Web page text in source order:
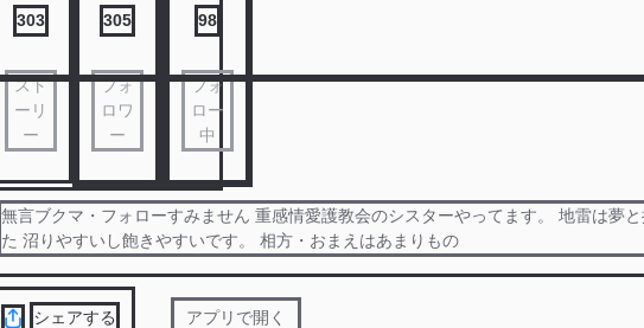
303
スト
ーリ
ー
305
フォ
ロワ
ー
98
フォ
ロー
中
無言ブクマ・フォローすみません 重感情愛護教会のシスターやってます。 地雷は夢
た 沼りやすいし飽きやすいです。 相方・おまえはあまりもの
シェアする アプリで開く